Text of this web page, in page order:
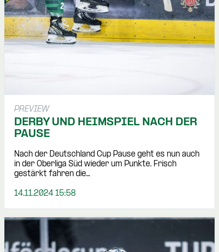
PREVIEW
DERBY UND HEIMSPIEL NACH DER
PAUSE
Nach der Deutschland Cup Pause geht es nun auch
in der Oberliga Süd wieder um Punkte. Frisch
gestärkt fahren die…
14.11.2024 15:58